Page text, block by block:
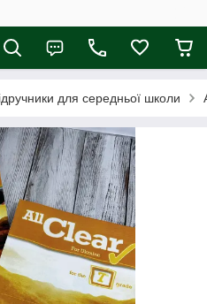
для середньої школи